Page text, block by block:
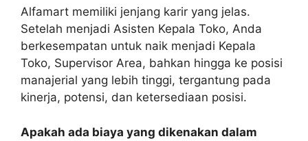
Alfamart memiliki jenjang karir yang jelas.
Setelah menjadi Asisten Kepala Toko, Anda
berkesempatan untuk naik menjadi Kepala
Toko, Supervisor Area, bahkan hingga ke posisi
manajerial yang lebih tinggi, tergantung pada
kinerja, potensi, dan ketersediaan posisi.
Apakah ada biaya yang dikenakan dalam